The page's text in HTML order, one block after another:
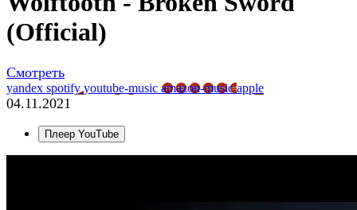
(Official)
Смотреть
yandex spotifyyoutube-music amazon-musicapple
04.11.2021
Плеер YouTube